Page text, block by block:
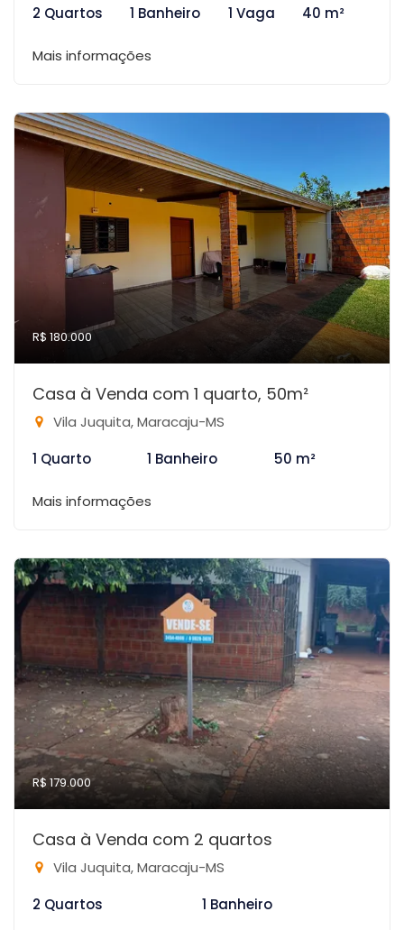
2 Quartos
1 Banheiro 1 Vaga 40 m²
Mais informações
R$ 180.000
Casa à Venda com 1 quarto, 50m²
Vila Juquita, Maracaju-MS
1 Quarto
1 Banheiro 50 m²
Mais informações
R$ 179.000
Casa à Venda com 2 quartos
Vila Juquita, Maracaju-MS
2 Quartos
1 Banheiro